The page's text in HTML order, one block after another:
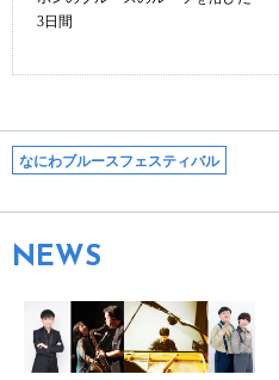
3日間
なにわブルースフェスティバル
NEWS